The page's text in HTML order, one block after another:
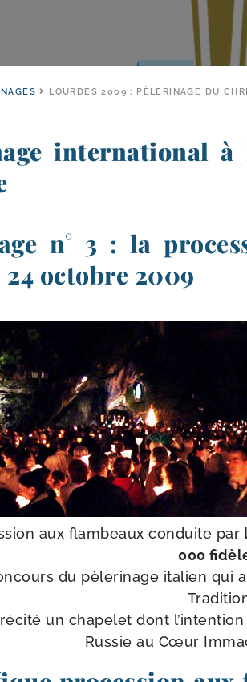
LOURDES 2009 : PÈLERINAGE DU
international
n° 3 : la
24 octobre 2009
aux flam­beaux conduite par
000
du pèle­ri­nage ita­lien qui
un cha­pe­let dont
Russie au Cœur